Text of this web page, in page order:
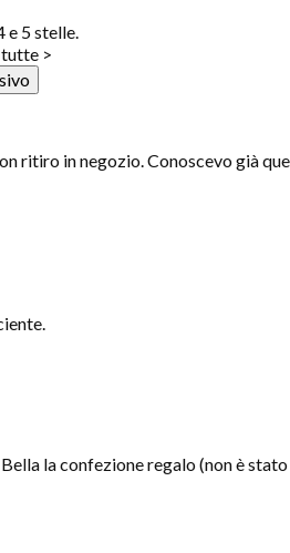
e 5 stelle.
>
ritiro in negozio. Conoscevo già
la confezione regalo (non è